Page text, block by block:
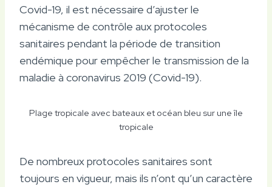
Covid-19, il est nécessaire d’ajuster le
mécanisme de contrôle aux protocoles
sanitaires pendant la période de transition
endémique pour empêcher le transmission de la
maladie à coronavirus 2019 (Covid-19).
Plage tropicale avec bateaux et océan bleu sur une île
tropicale
De nombreux protocoles sanitaires sont
toujours en vigueur, mais ils n’ont qu’un caractère